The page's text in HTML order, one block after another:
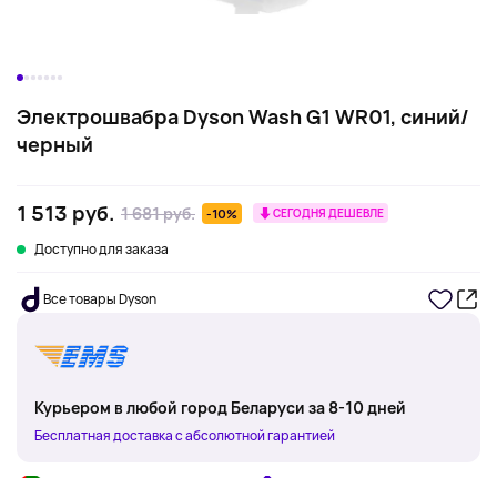
Электрошвабра Dyson Wash G1 WR01, синий/
черный
1 513 руб. 1 681 руб. -10% СЕГОДНЯ ДЕШЕВЛЕ
Доступно для заказа
Все товары Dyson
Курьером в любой город Беларуси за 8-10 дней
Бесплатная доставка с абсолютной гарантией